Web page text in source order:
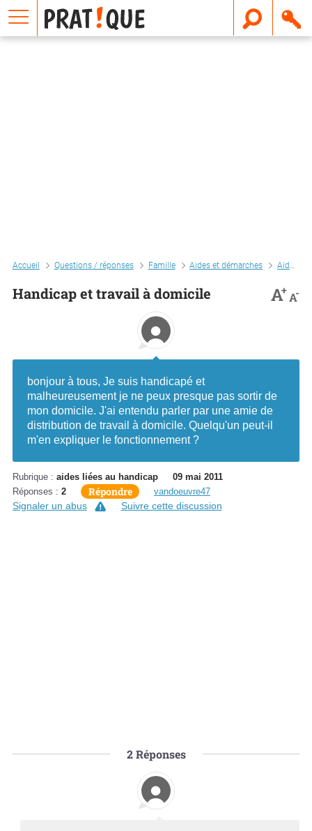
Accueil Questions / réponses Famille Aides et démarches Aides liées au handicap
Handicap et travail à domicile A+A-
bonjour à tous, Je suis handicapé et
malheureusement je ne peux presque pas sortir de
mon domicile. J'ai entendu parler par une amie de
distribution de travail à domicile. Quelqu'un peut-il
m'en expliquer le fonctionnement ?
Rubrique : aides liées au handicap
09 mai 2011
Réponses : 2 Répondre vandoeuvre47
Signaler un abus Suivre cette discussion
2Réponses
E
m
a